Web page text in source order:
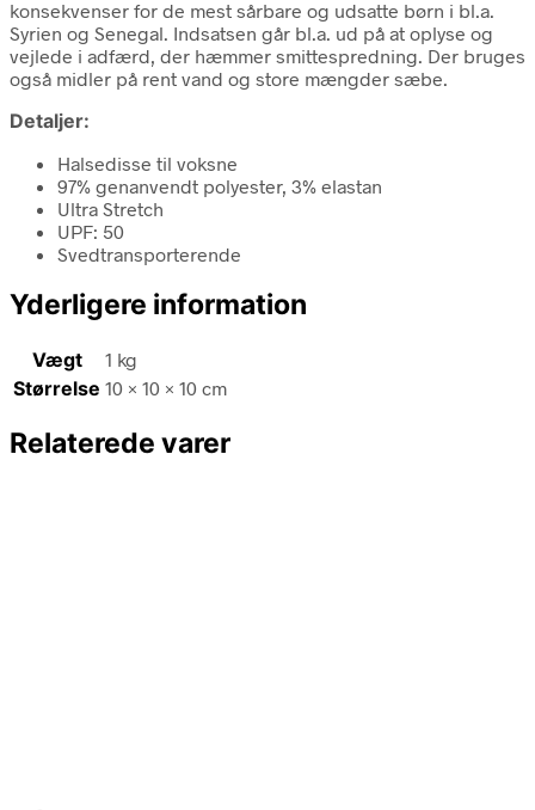
konsekvenser for de mest sårbare og udsatte børn i bl.a.
Syrien og Senegal. Indsatsen går bl.a. ud på at oplyse og
vejlede i adfærd, der hæmmer smittespredning. Der bruges
også midler på rent vand og store mængder sæbe.
Detaljer:
Halsedisse til voksne
97% genanvendt polyester, 3% elastan
Ultra Stretch
UPF: 50
Svedtransporterende
Yderligere information
Vægt 1 kg
Størrelse 10 × 10 × 10 cm
Relaterede varer